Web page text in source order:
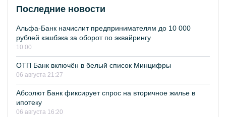
Последние новости
Альфа-Банк начислит предпринимателям до 10 000
рублей кэшбэка за оборот по эквайрингу
10:00
ОТП Банк включён в белый список Минцифры
06 августа 21:27
Абсолют Банк фиксирует спрос на вторичное жилье в
ипотеку
06 августа 16:20